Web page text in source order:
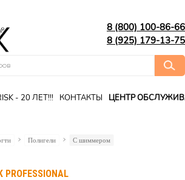
8 (800) 100-86-66
8 (925) 179-13-75
- 20 ЛЕТ!!! КОНТАКТЫ
ЦЕНТР
Полигели С шиммером